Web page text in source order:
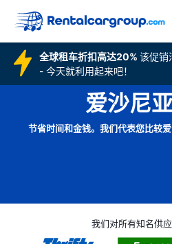
全球租车折扣高达20% 该促销
- 今天就利用起来吧！
爱沙尼
节省时间和金钱。我们代表您比较
我们对所有知名供